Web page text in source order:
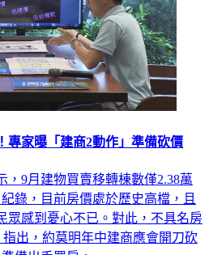
專家曝「建商2動作」準備砍價
，9月建物買賣移轉棟數僅2.38萬
錄，目前房價處於歷史高檔，且
眾感到憂心不已。對此，不具名房
出，約莫明年中建商應會開刀砍